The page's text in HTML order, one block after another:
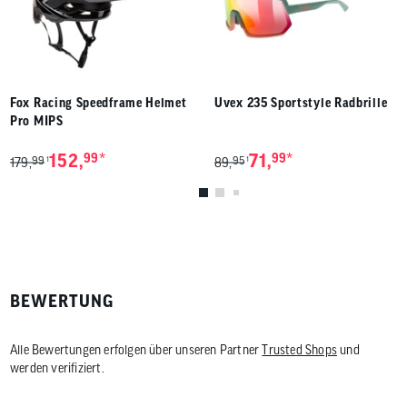
Fox Racing Speedframe Helmet
Pro MIPS
179,99 1152,99*
Uvex 235 Sportstyle Radbrille
89,95 171,99*
BEWERTUNG
Alle Bewertungen erfolgen über unseren PartnerTrusted Shopsund
werden verifiziert.